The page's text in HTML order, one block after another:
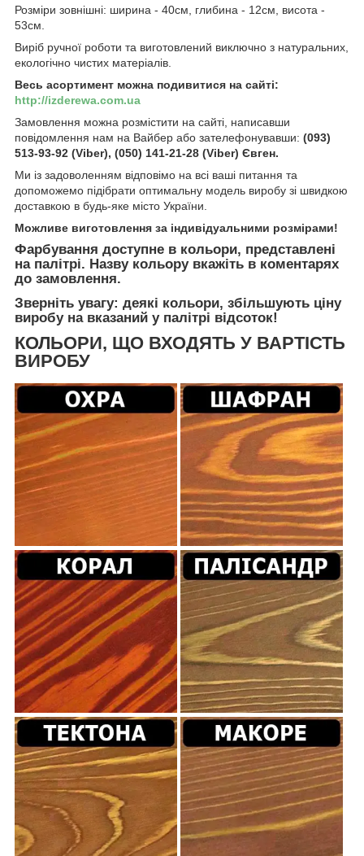
Розміри зовнішні: ширина - 40см, глибина - 12см, висота -
53см.
Виріб ручної роботи та виготовлений виключно з натуральних,
екологічно чистих матеріалів.
Весь асортимент можна подивитися на сайті:
http://izderewa.com.ua
Замовлення можна розмістити на сайті, написавши
повідомлення нам на Вайбер або зателефонувавши: (093)
513-93-92 (Viber), (050) 141-21-28 (Viber) Євген.
Ми із задоволенням відповімо на всі ваші питання та
допоможемо підібрати оптимальну модель виробу зі швидкою
доставкою в будь-яке місто України.
Можливе виготовлення за індивідуальними розмірами!
Фарбування доступне в кольори, представлені
на палітрі. Назву кольору вкажіть в коментарях
до замовлення.
Зверніть увагу: деякі кольори, збільшують ціну
виробу на вказаний у палітрі відсоток!
КОЛЬОРИ, ЩО ВХОДЯТЬ У ВАРТІСТЬ
ВИРОБУ